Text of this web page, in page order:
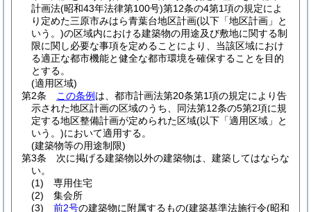
計画法(昭和43年法律第100号)第12条の4第1項の規定によ
り定めた三原市みはら青葉台地区計画(以下「地区計画」と
いう。)の区域内における建築物の用途及び敷地に関する制
限に関し必要な事項を定めることにより、当該区域におけ
る適正な都市機能と健全な都市環境を確保することを目的
とする。
(適用区域)
第2条
この条例 は、都市計画法第20条第1項の規定により告
示された地区計画の区域のうち、同法第12条の5第2項に規
定する地区整備計画が定められた区域(以下「適用区域」と
いう。)において適用する。
(建築物等の用途制限)
第3条
次に掲げる建築物以外の建築物は、建築してはならな
い。
(1)
専用住宅
(2)
集会所
(3)
前2号の建築物に附属するもの(建築基準法施行令(昭和